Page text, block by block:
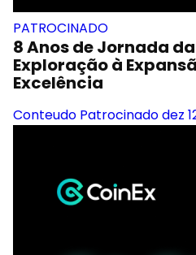
PATROCINADO
8 Anos de Jornada da
Exploração à
Excelência
Conteudo Patrocinadodez